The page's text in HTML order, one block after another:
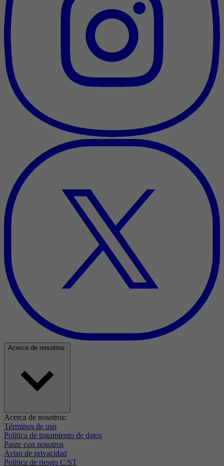
Acerca de nosotros:
Acerca de nosotros:
Términos de uso
Politica de tratamiento de datos
Paute con nosotros
Aviso de privacidad
Politica de riesgo C/ST